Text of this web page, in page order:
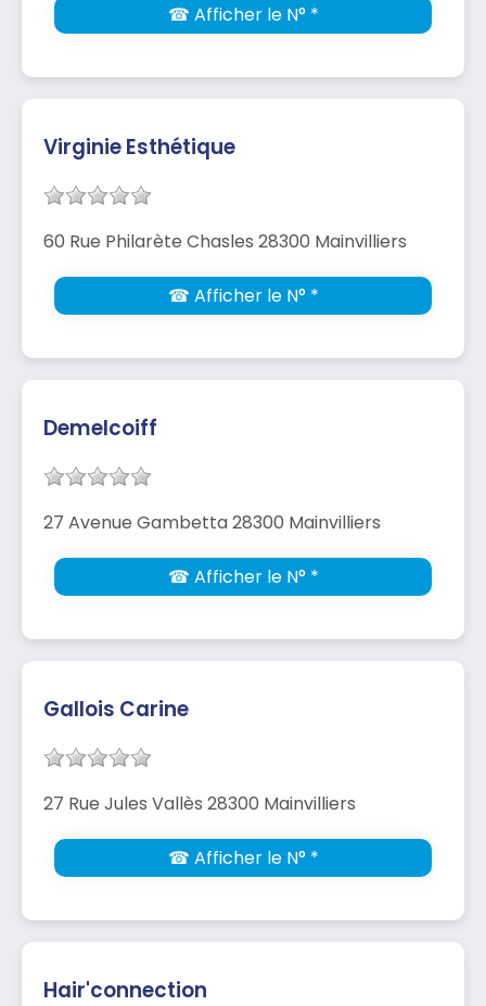
☎ Afficher le N° *
Virginie Esthétique
60 Rue Philarète Chasles 28300 Mainvilliers
☎ Afficher le N° *
Demelcoiff
27 Avenue Gambetta 28300 Mainvilliers
☎ Afficher le N° *
Gallois Carine
27 Rue Jules Vallès 28300 Mainvilliers
☎ Afficher le N° *
Hair'connection